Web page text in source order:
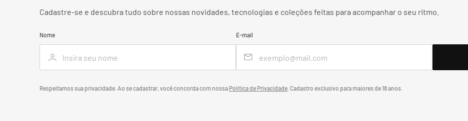
Cadastre-se e descubra tudo sobre nossas novidades, tecnologias e coleções feitas para acompanhar o seu ritmo.
Nome E-mail
Respeitamos sua privacidade. Ao se cadastrar, você concorda com nossa Política de Privacidade.Cadastro exclusivo para maiores de 18 anos.